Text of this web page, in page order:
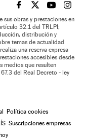
EL PAÍS BRASIL EN
EL PAÍSEL PAÍS
EL
sus obras y prestaciones en
32.1 del TRLPI;
distribución y
temas de actualidad
una reserva expresa
accesibles desde
medios que resulten
del Real Decreto - ley
Política cookies
Suscripciones empresas